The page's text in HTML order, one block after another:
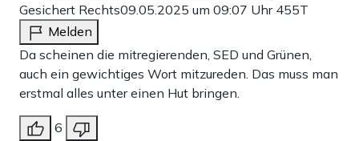
Gesichert Rechts09.05.2025 um 09:07 Uhr 455T
Melden
Da scheinen die mitregierenden, SED und Grünen,
auch ein gewichtiges Wort mitzureden. Das muss man
erstmal alles unter einen Hut bringen.
6